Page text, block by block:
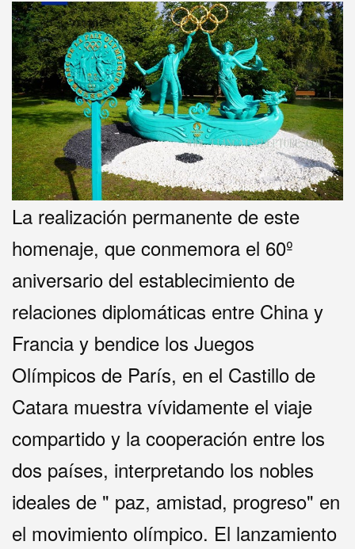
La realización permanente de este
homenaje, que conmemora el 60º
aniversario del establecimiento de
relaciones diplomáticas entre China y
Francia y bendice los Juegos
Olímpicos de París, en el Castillo de
Catara muestra vívidamente el viaje
compartido y la cooperación entre los
dos países, interpretando los nobles
ideales de " paz, amistad, progreso" en
el movimiento olímpico. El lanzamiento